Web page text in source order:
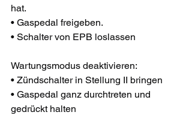
hat.
• Gaspedal freigeben.
• Schalter von EPB loslassen
Wartungsmodus deaktivieren:
• Zündschalter in Stellung II bringen
• Gaspedal ganz durchtreten und
gedrückt halten